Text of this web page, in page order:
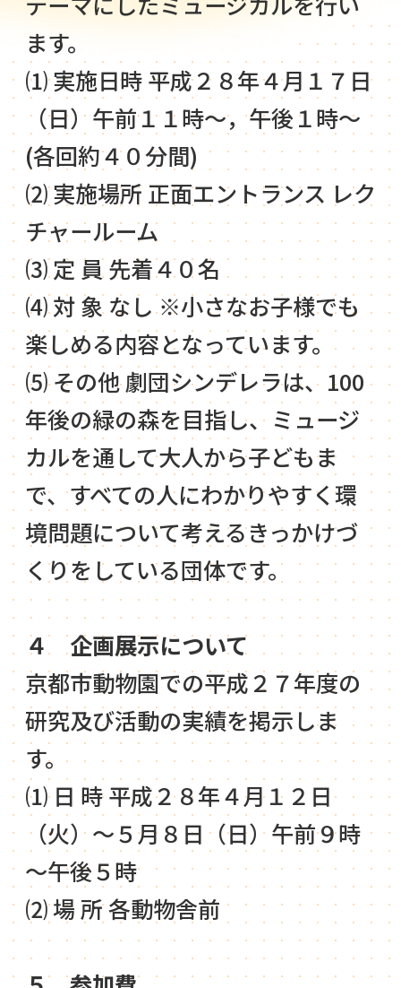
ます。
⑴ 実施日時 平成２８年４月１７日
（日）午前１１時～，午後１時～
(各回約４０分間)
⑵ 実施場所 正面エントランス レク
チャールーム
⑶ 定 員 先着４０名
⑷ 対 象 なし ※小さなお子様でも
楽しめる内容となっています。
⑸ その他 劇団シンデレラは、100
年後の緑の森を目指し、ミュージ
カルを通して大人から子どもま
で、すべての人にわかりやすく環
境問題について考えるきっかけづ
くりをしている団体です。
４ 企画展示について
京都市動物園での平成２７年度の
研究及び活動の実績を掲示しま
す。
⑴ 日 時 平成２８年４月１２日
（火）～５月８日（日）午前９時
～午後５時
⑵ 場 所 各動物舎前